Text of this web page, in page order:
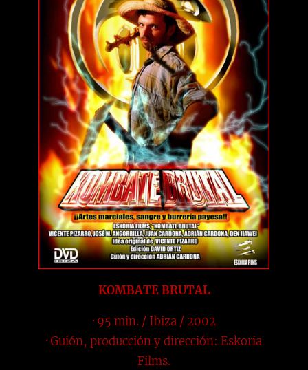
KOMBATE BRUTAL
· 95 min. / Ibiza / 2002
· Guión, producción y dirección: Eskoria
Films.